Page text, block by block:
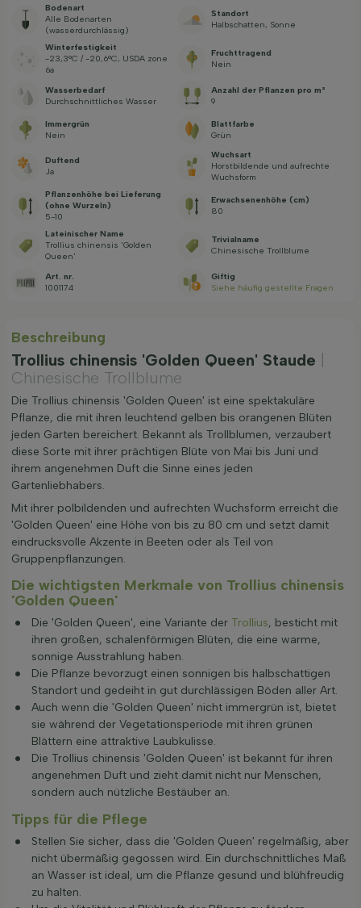
Bodenart
Alle Bodenarten
(wasserdurchlässig)
Standort
Halbschatten, Sonne
Winterfestigkeit
-23,3°C / -20,6°C, USDA zone
6a
Fruchttragend
Nein
Wasserbedarf
Durchschnittliches Wasser
Anzahl der Pflanzen pro m²
9
Immergrün
Nein
Blattfarbe
Grün
Duftend
Ja
Wuchsart
Horstbildende und aufrechte
Wuchsform
Pflanzenhöhe bei Lieferung
(ohne Wurzeln)
5-10
Erwachsenenhöhe (cm)
80
Lateinischer Name
Trollius chinensis 'Golden
Queen'
Trivialname
Chinesische Trollblume
Art. nr.
1001174
Giftig
Siehe häufig gestellte Fragen
Beschreibung
Trollius chinensis 'Golden Queen' Staude
Chinesische Trollblume
Die Trollius chinensis 'Golden Queen' ist eine spektakuläre
Pflanze, die mit ihren leuchtend gelben bis orangenen Blüten
jeden Garten bereichert. Bekannt als Trollblumen, verzaubert
diese Sorte mit ihrer prächtigen Blüte von Mai bis Juni und
ihrem angenehmen Duft die Sinne eines jeden
Gartenliebhabers.
Mit ihrer polbildenden und aufrechten Wuchsform erreicht die
'Golden Queen' eine Höhe von bis zu 80 cm und setzt damit
eindrucksvolle Akzente in Beeten oder als Teil von
Gruppenpflanzungen.
Die wichtigsten Merkmale von Trollius chinensis
'Golden Queen'
Die 'Golden Queen', eine Variante der Trollius, besticht mit
ihren großen, schalenförmigen Blüten, die eine warme,
sonnige Ausstrahlung haben.
Die Pflanze bevorzugt einen sonnigen bis halbschattigen
Standort und gedeiht in gut durchlässigen Böden aller Art.
Auch wenn die 'Golden Queen' nicht immergrün ist, bietet
sie während der Vegetationsperiode mit ihren grünen
Blättern eine attraktive Laubkulisse.
Die Trollius chinensis 'Golden Queen' ist bekannt für ihren
angenehmen Duft und zieht damit nicht nur Menschen,
sondern auch nützliche Bestäuber an.
Tipps für die Pflege
Stellen Sie sicher, dass die 'Golden Queen' regelmäßig, aber
nicht übermäßig gegossen wird. Ein durchschnittliches Maß
an Wasser ist ideal, um die Pflanze gesund und blühfreudig
zu halten.